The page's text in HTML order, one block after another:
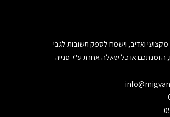
מקצועי ואדיב, וישמח לספק תשובות לגבי
הזמנתכם או כל שאלה אחרת ע"י פנייה